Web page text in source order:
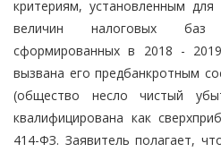
критериям, установленным для
величин налоговых баз
сформированных в 2018 -
вызвана его предбанкротным
(общество несло чистый
квалифицирована как
414-ФЗ. Заявитель полагает,